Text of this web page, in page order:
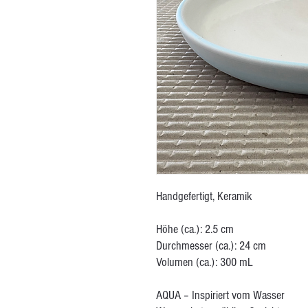
Handgefertigt, Keramik
Höhe (ca.): 2.5 cm
Durchmesser (ca.): 24 cm
Volumen (ca.): 300 mL
AQUA – Inspiriert vom Wasser